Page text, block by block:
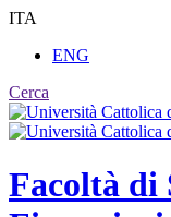
ITA
ENG
Cerca
Facoltà di